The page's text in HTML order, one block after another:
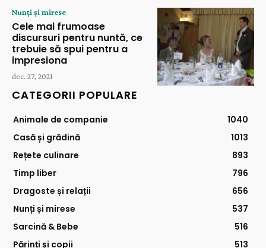
Nunți și mirese
Cele mai frumoase
discursuri pentru nuntă, ce
trebuie să spui pentru a
impresiona
dec. 27, 2021
CATEGORII POPULARE
Animale de companie
1040
Casă și grădină
1013
Rețete culinare
893
Timp liber
796
Dragoste și relații
656
Nunți și mirese
537
Sarcină & Bebe
516
Părinți și copii
513